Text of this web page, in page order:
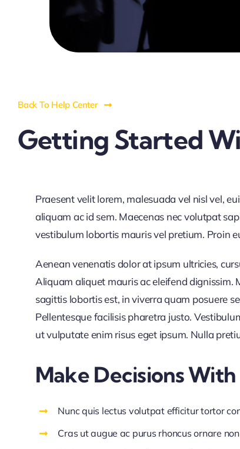
Back To Help Center
Getting Started
Praesent velit lorem, malesuada vel nisl vel,
aliquam ac id sem. Maecenas nec volutpat
vestibulum lobortis mauris vel pretium. Proin
Aenean venenatis dolor at ipsum ultricies,
Aliquam aliquet mauris ac eleifend dignissim.
sagittis lobortis est, in viverra quam posuere
Pellentesque facilisis pharetra justo.
ut vulputate enim risus eget ipsum. Nulla
Make Decisions
Nunc quis lectus volutpat efficitur tortor
Cras ut augue ac purus rhoncus ornare